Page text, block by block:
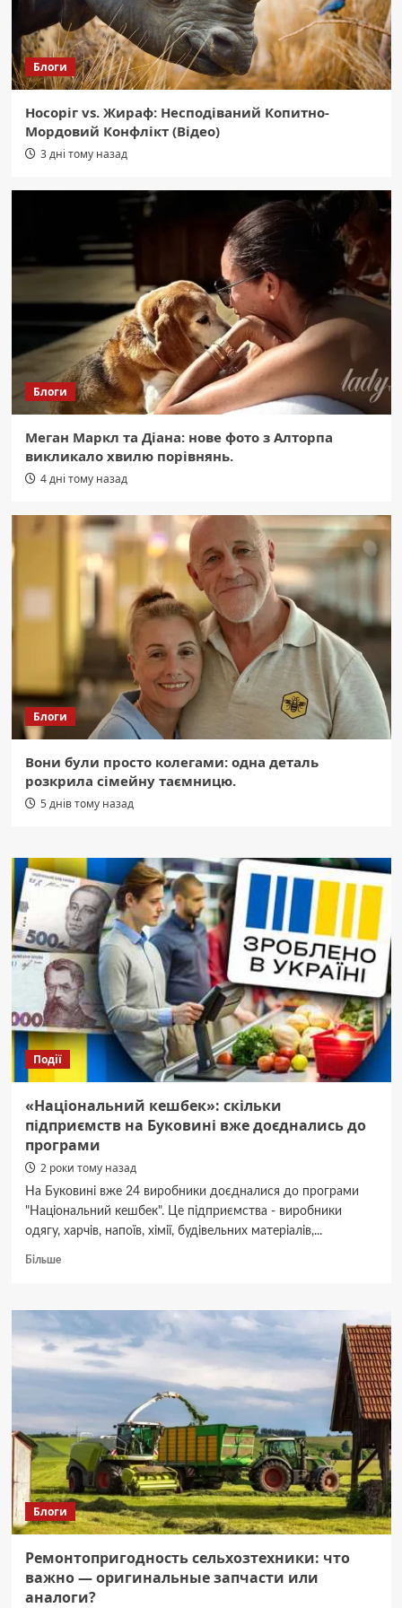
Блоги
Носоріг vs. Жираф: Несподіваний Копитно-
Мордовий Конфлікт (Відео)
3 дні тому назад
Блоги
Меган Маркл та Діана: нове фото з Алторпа
викликало хвилю порівнянь.
4 дні тому назад
Блоги
Вони були просто колегами: одна деталь
розкрила сімейну таємницю.
5 днів тому назад
Події
«Національний кешбек»: скільки
підприємств на Буковині вже доєднались до
програми
2 роки тому назад
На Буковині вже 24 виробники доєдналися до програми
"Національний кешбек". Це підприємства - виробники
одягу, харчів, напоїв, хімії, будівельних матеріалів,...
БільшеДокладніше
кешбек»:
підприємств
Буковині
програми
Блоги
Ремонтопригодность сельхозтехники: что
важно — оригинальные запчасти или
аналоги?